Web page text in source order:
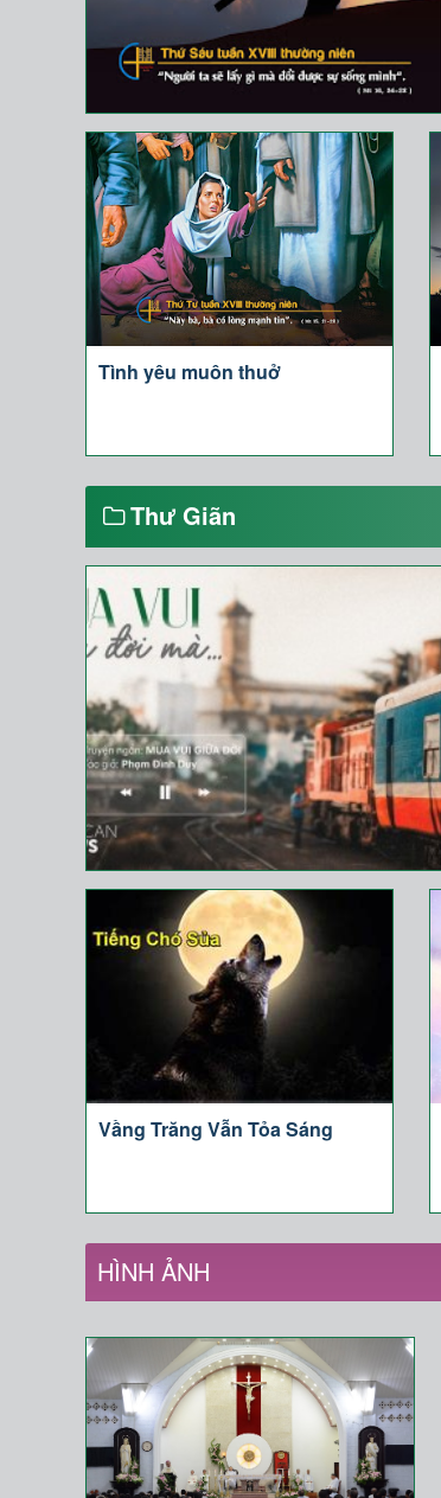
Tình yêu muôn thuở
Thư Giãn
Vầng Trăng Vẫn Tỏa Sáng
HÌNH ẢNH